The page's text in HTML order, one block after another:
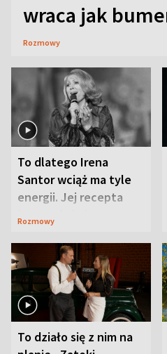
wraca jak
Rozmowy
To dlatego Irena
Santor wciąż ma tyle
energii. Jej recepta
jest zaskakująco
Rozmowy
To działo się z nim na